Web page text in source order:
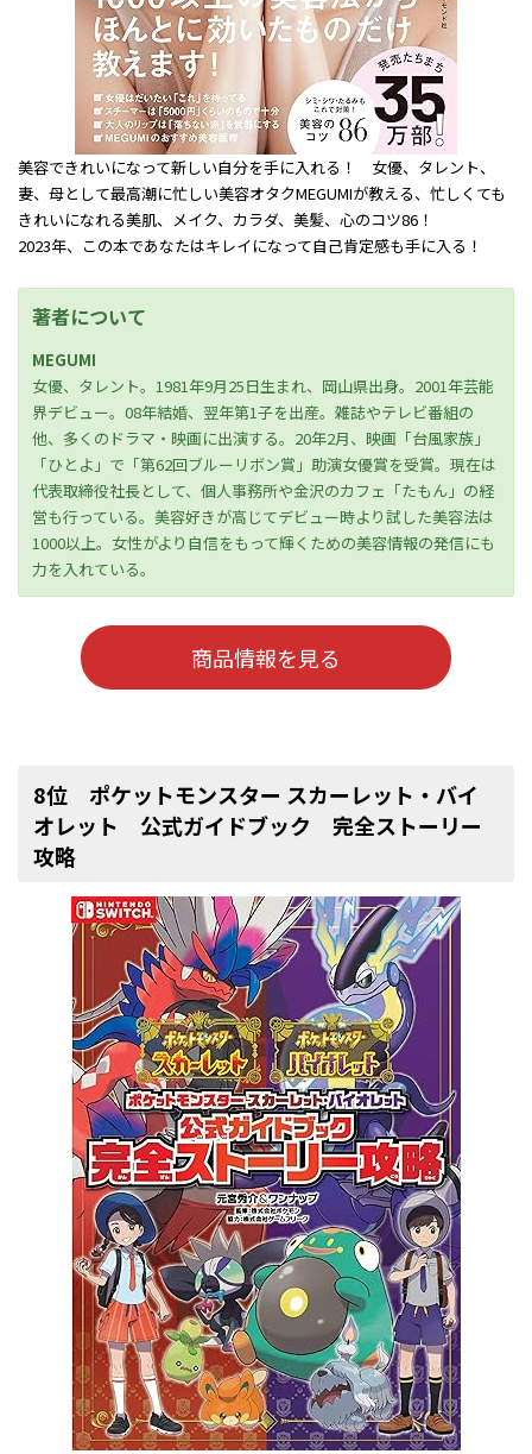
美容できれいになって新しい自分を手に入れる！ 女優、タレント、
妻、母として最高潮に忙しい美容オタクMEGUMIが教える、忙しくても
きれいになれる美肌、メイク、カラダ、美髪、心のコツ86！
2023年、この本であなたはキレイになって自己肯定感も手に入る！
著者について
MEGUMI
女優、タレント。1981年9月25日生まれ、岡山県出身。2001年芸能
界デビュー。08年結婚、翌年第1子を出産。雑誌やテレビ番組の
他、多くのドラマ・映画に出演する。20年2月、映画「台風家族」
「ひとよ」で「第62回ブルーリボン賞」助演女優賞を受賞。現在は
代表取締役社長として、個人事務所や金沢のカフェ「たもん」の経
営も行っている。美容好きが高じてデビュー時より試した美容法は
1000以上。女性がより自信をもって輝くための美容情報の発信にも
力を入れている。
商品情報を見る
8位 ポケットモンスター スカーレット・バイ
オレット 公式ガイドブック 完全ストーリー
攻略